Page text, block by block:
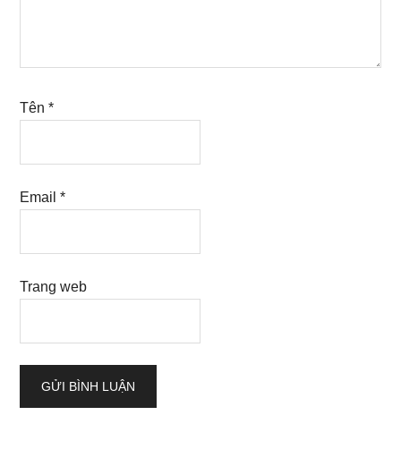
Tên*
Email*
Trang web